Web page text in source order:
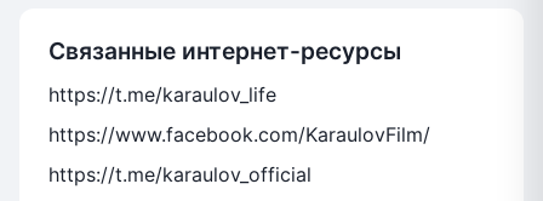
Связанные интернет-ресурсы
https://t.me/karaulov_life
https://www.facebook.com/KaraulovFilm/
https://t.me/karaulov_official